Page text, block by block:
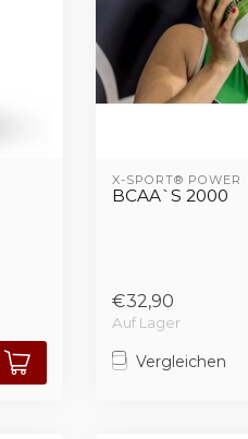
X-SPORT® POWER
BCAA`S 2000
€32,90
Auf Lager
Vergleichen